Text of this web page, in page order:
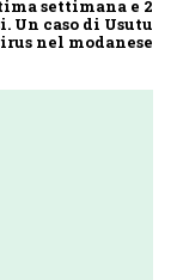
settimana e 2
Un caso di Usutu
nel modanese